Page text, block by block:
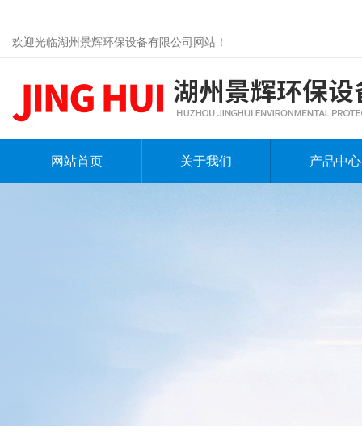
欢迎光临湖州景辉环保设备有限公司网站！
网站首页 关于我们 产品中心